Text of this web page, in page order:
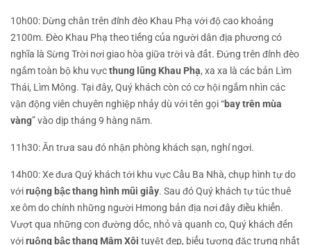
10h00: Dừng chân trên đỉnh đèo Khau Phạ với độ cao khoảng
2100m. Đèo Khau Phạ theo tiếng của người dân địa phương có
nghĩa là Sừng Trời nơi giao hòa giữa trời và đất. Đứng trên đỉnh đèo
ngắm toàn bộ khu vựcthung lũng Khau Phạ, xa xa là các bản Lìm
Thái, Lìm Mông. Tại đây, Quý khách còn có cơ hội ngắm nhìn các
vận động viên chuyên nghiệp nhảy dù với tên gọi “bay trên mùa
vàng” vào dịp tháng 9 hàng năm.
11h30:Ăn trưa sau đó nhận phòng khách sạn, nghỉ ngơi.
14h00:Xe đưa Quý khách tới khu vực Cầu Ba Nhà, chụp hình tự do
vớiruộng bậc thang hình mũi giầy. Sau đó Quý khách tự túc thuê
xe ôm do chính những người Hmong bản địa nơi đây điều khiển.
Vượt qua những con đường dốc, nhỏ và quanh co, Quý khách đến
vớiruộng bậc thang Mâm Xôi tuyệt đẹp, biểu tượng đặc trưng nhất